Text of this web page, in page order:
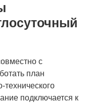
с
план
подключается к